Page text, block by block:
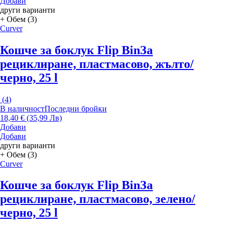
други варианти
+ Обем (3)
Curver
Кошче за боклук Flip BinЗа
рециклиране, пластмасово, жълто/
черно, 25 l
(4)
В наличностПоследни бройки
18,40 € (35,99 Лв)
Добави
Добави
други варианти
+ Обем (3)
Curver
Кошче за боклук Flip BinЗа
рециклиране, пластмасово, зелено/
черно, 25 l